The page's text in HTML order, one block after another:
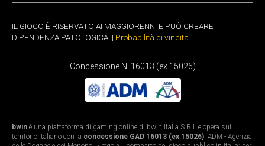
IL GIOCO È RISERVATO AI MAGGIORENNI E PUÒ CREARE
DIPENDENZA PATOLOGICA. | Probabilità di vincita
Concessione N. 16013 (ex 15026)
bwin è una piattaforma di gaming online di bwin Italia S.R.L e opera sul
territorio italiano con la concessione GAD 16013 (ex 15026). ADM - Agenzia